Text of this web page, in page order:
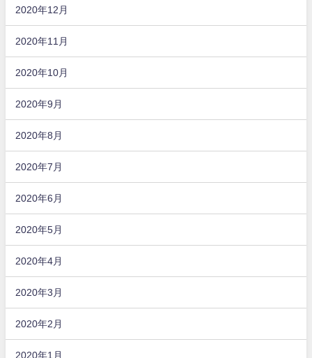
2020年12月
2020年11月
2020年10月
2020年9月
2020年8月
2020年7月
2020年6月
2020年5月
2020年4月
2020年3月
2020年2月
2020年1月